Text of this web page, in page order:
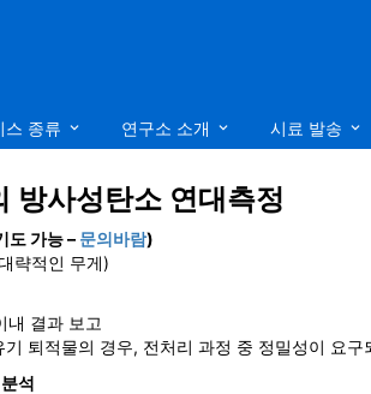
스 종류 연구소 소개 시료 발송
방사성탄소 연대측정
도 가능 – 문의바람)
략적인 무게)
내 결과 보고
퇴적물의 경우, 전처리 과정 중 정밀성이 요
석